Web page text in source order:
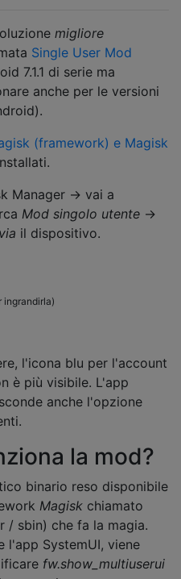
migliore
Single User Mod
7.1.1 di serie ma
anche per le versioni
(framework) e Magisk
Manager → vai a
Mod singolo utente →
il dispositivo.
ingrandirla)
l'icona blu per l'account
è più visibile. L'app
anche l'opzione
la mod?
binario reso disponibile
Magisk chiamato
/ sbin) che fa la magia.
l'app SystemUI, viene
fw.show_multiuserui